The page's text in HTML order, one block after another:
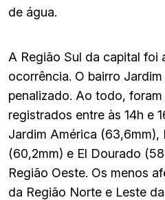
de água.
A Região Sul da capital foi
ocorrência. O bairro
penalizado. Ao todo,
registrados entre às 14h e
Jardim América (63,6mm),
(60,2mm) e El Dourado
Região Oeste. Os menos
da Região Norte e Leste